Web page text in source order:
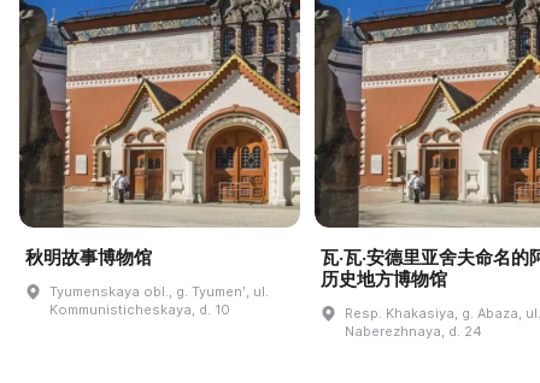
秋明故事博物馆
Tyumenskaya obl., g. Tyumenʹ, ul.
Kommunisticheskaya, d. 10
瓦·瓦·安德里亚舍夫命名的
历史地方博物馆
Resp. Khakasiya, g. Abaza, ul.
Naberezhnaya, d. 24